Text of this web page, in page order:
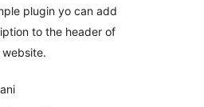
plugin yo can add
to the header of
website.